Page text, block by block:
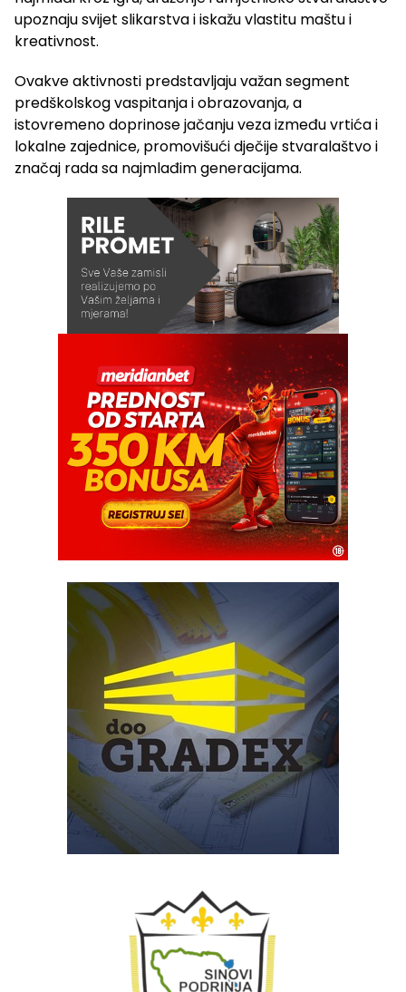
upoznaju svijet slikarstva i iskažu vlastitu maštu i
kreativnost.
Ovakve aktivnosti predstavljaju važan segment
predškolskog vaspitanja i obrazovanja, a
istovremeno doprinose jačanju veza između vrtića i
lokalne zajednice, promovišući dječije stvaralaštvo i
značaj rada sa najmlađim generacijama.